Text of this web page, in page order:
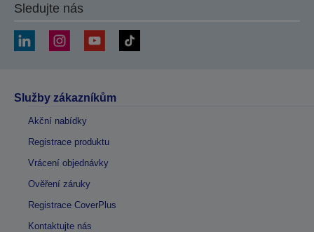
Sledujte nás
Služby zákazníkům
Akční nabídky
Registrace produktu
Vrácení objednávky
Ověření záruky
Registrace CoverPlus
Kontaktujte nás